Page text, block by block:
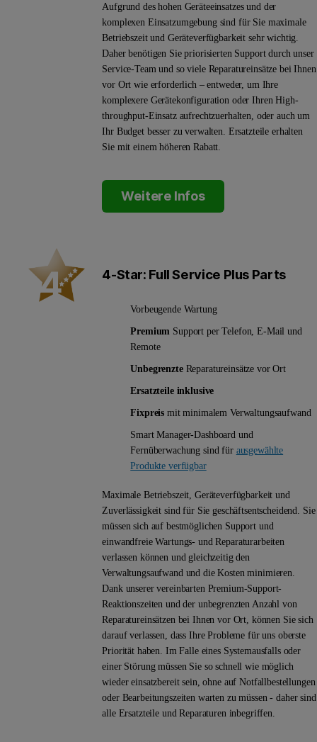
Aufgrund des hohen Geräteeinsatzes und der
komplexen Einsatzumgebung sind für Sie maximale
Betriebszeit und Geräteverfügbarkeit sehr wichtig.
Daher benötigen Sie priorisierten Support durch unser
Service-Team und so viele Reparatureinsätze bei Ihnen
vor Ort wie erforderlich – entweder, um Ihre
komplexere Gerätekonfiguration oder Ihren High-
throughput-Einsatz aufrechtzuerhalten, oder auch um
Ihr Budget besser zu verwalten. Ersatzteile erhalten
Sie mit einem höheren Rabatt.
Weitere Infos
4-Star: Full Service Plus Parts
Vorbeugende Wartung
Premium Support per Telefon, E-Mail und
Remote
UnbegrenzteReparatureinsätze vor Ort
Ersatzteile inklusive
Fixpreis mit minimalem Verwaltungsaufwand
Smart Manager-Dashboard und
Fernüberwachung sind für ausgewählte
Produkte verfügbar
Maximale Betriebszeit, Geräteverfügbarkeit und
Zuverlässigkeit sind für Sie geschäftsentscheidend. Sie
müssen sich auf bestmöglichen Support und
einwandfreie Wartungs- und Reparaturarbeiten
verlassen können und gleichzeitig den
Verwaltungsaufwand und die Kosten minimieren.
Dank unserer vereinbarten Premium-Support-
Reaktionszeiten und der unbegrenzten Anzahl von
Reparatureinsätzen bei Ihnen vor Ort, können Sie sich
darauf verlassen, dass Ihre Probleme für uns oberste
Priorität haben. Im Falle eines Systemausfalls oder
einer Störung müssen Sie so schnell wie möglich
wieder einsatzbereit sein, ohne auf Notfallbestellungen
oder Bearbeitungszeiten warten zu müssen - daher sind
alle Ersatzteile und Reparaturen inbegriffen.